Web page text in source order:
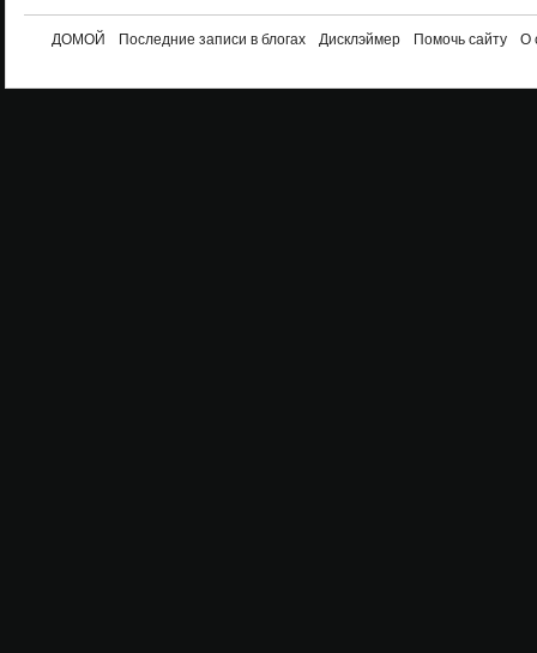
ДОМОЙ Последние записи в блогах Дисклэймер Помочь сайту О